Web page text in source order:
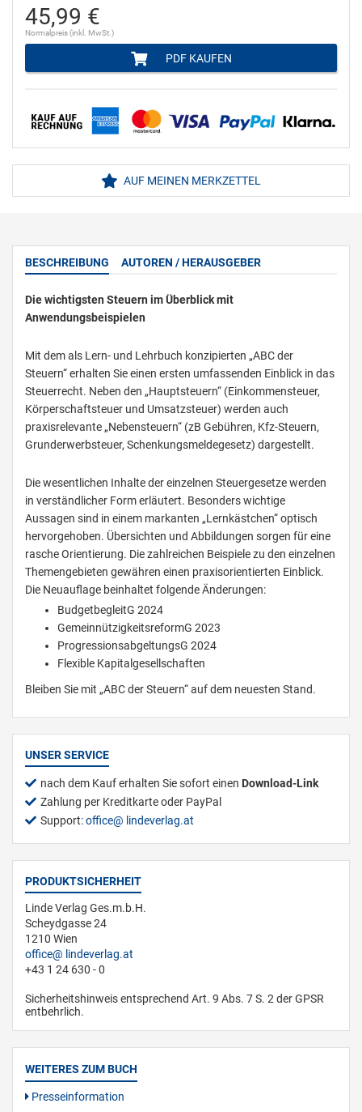
45,99 €
Normalpreis (inkl. MwSt.)
PDF KAUFEN
AUF MEINEN MERKZETTEL
BESCHREIBUNG AUTOREN / HERAUSGEBER
Die wichtigsten Steuern im Überblick mit
Anwendungsbeispielen
Mit dem als Lern- und Lehrbuch konzipierten „ABC der
Steuern“ erhalten Sie einen ersten umfassenden Einblick in das
Steuerrecht. Neben den „Hauptsteuern“ (Einkommensteuer,
Körperschaftsteuer und Umsatzsteuer) werden auch
praxisrelevante „Nebensteuern“ (zB Gebühren, Kfz-Steuern,
Grunderwerbsteuer, Schenkungsmeldegesetz) dargestellt.
Die wesentlichen Inhalte der einzelnen Steuergesetze werden
in verständlicher Form erläutert. Besonders wichtige
Aussagen sind in einem markanten „Lernkästchen“ optisch
hervorgehoben. Übersichten und Abbildungen sorgen für eine
rasche Orientierung. Die zahlreichen Beispiele zu den einzelnen
Themengebieten gewähren einen praxisorientierten Einblick.
Die Neuauflage beinhaltet folgende Änderungen:
BudgetbegleitG 2024
GemeinnützigkeitsreformG 2023
ProgressionsabgeltungsG 2024
Flexible Kapitalgesellschaften
Bleiben Sie mit „ABC der Steuern“ auf dem neuesten Stand.
UNSER SERVICE
nach dem Kauf erhalten Sie sofort einen Download-Link
Zahlung per Kreditkarte oder PayPal
Support:office lindeverlag.at
PRODUKTSICHERHEIT
Linde Verlag Ges.m.b.H.
Scheydgasse 24
1210 Wien
office
lindeverlag.at
+43 1 24 630 - 0
Sicherheitshinweis entsprechend Art. 9 Abs. 7 S. 2 der GPSR
entbehrlich.
WEITERES ZUM BUCH
Presseinformation